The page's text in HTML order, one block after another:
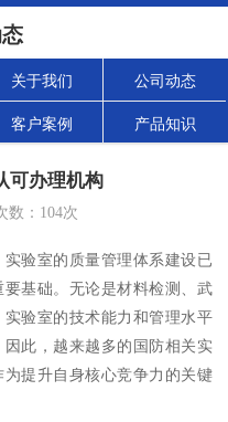
关于我们 公司动态
客户案例 产品知识
可办理机构
： 104次
验室的质量管理体系建设已
基础。无论是材料检测、武
验室的技术能力和管理水平
此，越来越多的国防相关实
提升自身核心竞争力的关键